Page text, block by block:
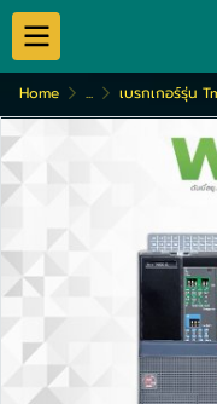
Home ... เบรกเกอร์รุ่น